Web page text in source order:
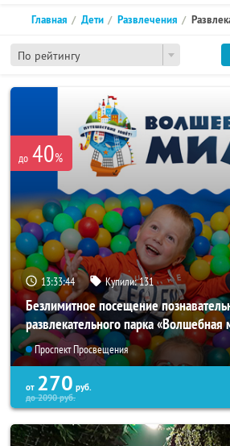
По рейтингу
Главная Дети Развлечения
до 40%
13:33:43 Купили:131
Безлимитное посещение
развлекательного парка «Волшебная
Проспект Просвещения
от 270 руб.
до2090руб.